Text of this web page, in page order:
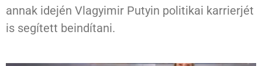
annak idején Vlagyimir Putyin politikai karrierjét
is segített beindítani.